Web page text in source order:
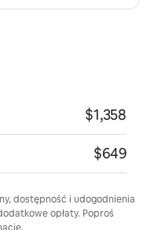
$1,358
$649
dostępność i udogodnienia
opłaty. Poproś